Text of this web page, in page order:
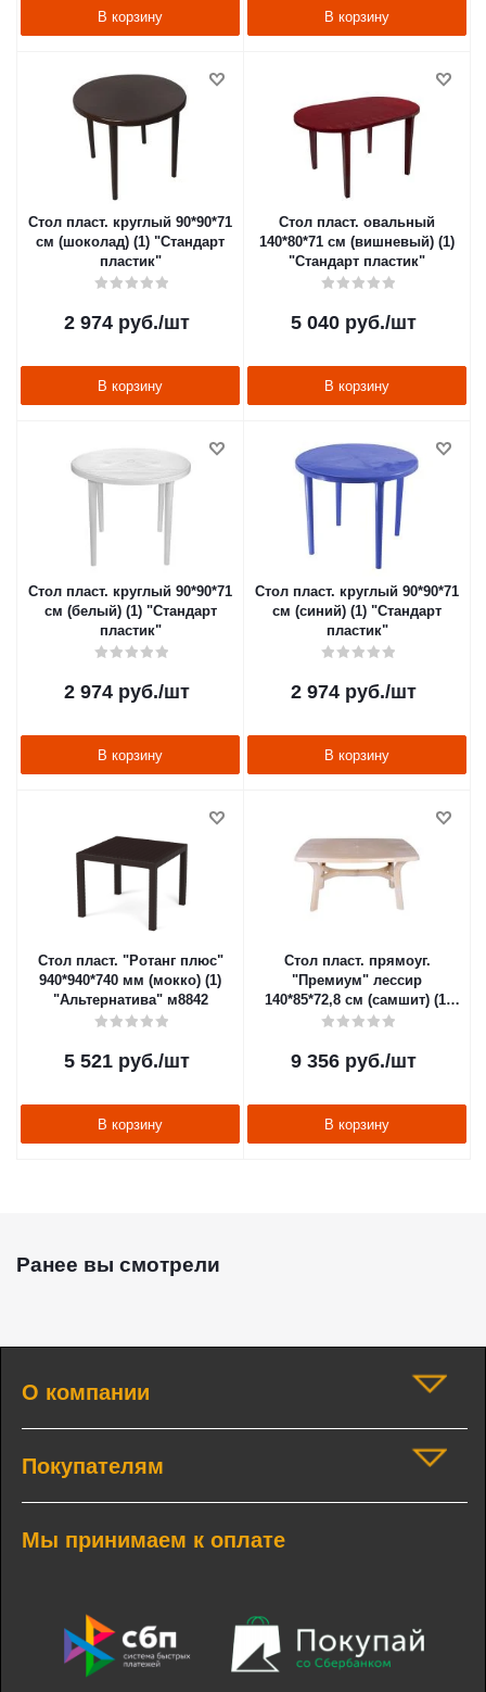
В корзину В корзину
Стол пласт. круглый 90*90*71
см (шоколад) (1) "Стандарт
пластик"
2 974руб./шт
В корзину
Стол пласт. овальный
140*80*71 см (вишневый) (1)
"Стандарт пластик"
5 040руб./шт
В корзину
Стол пласт. круглый 90*90*71
см (белый) (1) "Стандарт
пластик"
2 974руб./шт
В корзину
Стол пласт. круглый 90*90*71
см (синий) (1) "Стандарт
пластик"
2 974руб./шт
В корзину
Стол пласт. "Ротанг плюс"
940*940*740 мм (мокко) (1)
"Альтернатива" м8842
5 521руб./шт
В корзину
Стол пласт. прямоуг.
"Премиум" лессир
140*85*72,8 см (самшит) (1)
"Стандарт пластик"
9 356руб./шт
В корзину
Ранее вы смотрели
О компании
Покупателям
Мы принимаем к оплате